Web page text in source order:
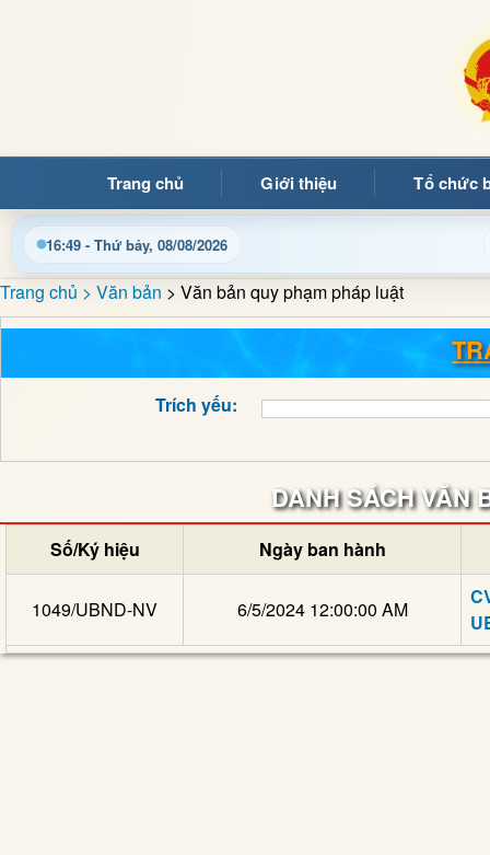
Trang chủ Giới thiệu Tổ chức
16:49 - Thứ bảy, 08/08/2026
Trang chủ > Văn bản > Văn bản quy phạm pháp luật
Trích yếu:
DANH SÁCH VĂN
Số/Ký hiệu Ngày ban hành
1049/UBND-NV 6/5/2024 12:00:00 AM